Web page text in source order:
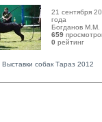
21 сентября
года
Богданов М.М.
659
0 рейтинг
Выставки собак Тараз 2012